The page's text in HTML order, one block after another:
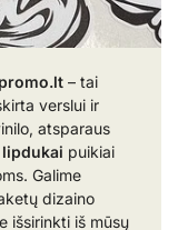
– tai
verslui ir
atsparaus
lipdukai puikiai
Galime
dizaino
išsirinkti iš mūsų